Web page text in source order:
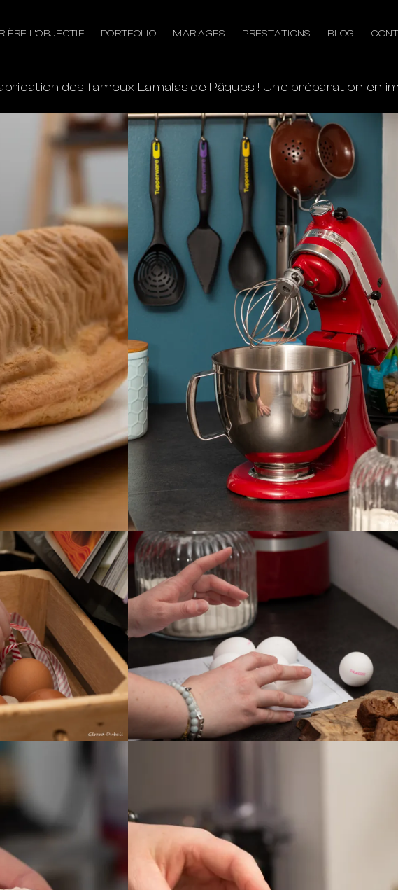
L’OBJECTIF PORTFOLIO MARIAGES PRESTATIONS BLOG
des fameux Lamalas de Pâques ! Une préparation en